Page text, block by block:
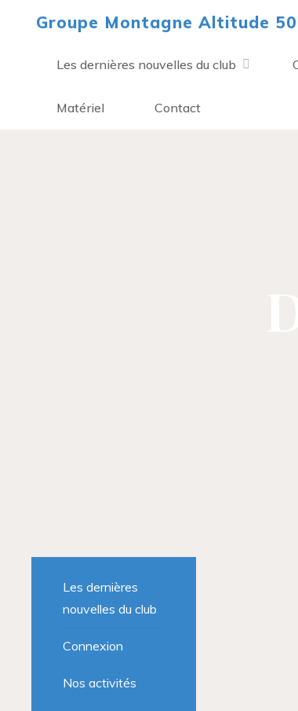
Groupe Montagne Altitude
Les dernières nouvelles du club
Matériel Contact
Les dernières
nouvelles du club
Connexion
Nos activités